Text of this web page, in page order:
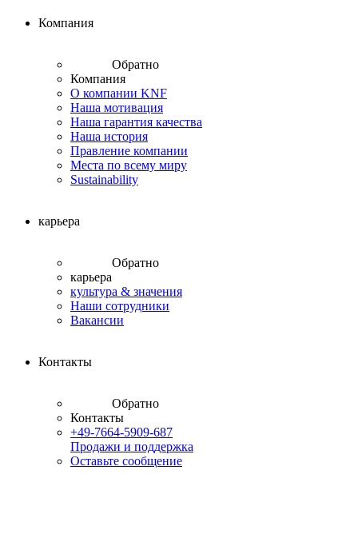
Компания
Обратно
Компания
О компании KNF
Наша мотивация
Наша гарантия качества
Наша история
Правление компании
Места по всему миру
Sustainability
карьера
Обратно
карьера
культура & значения
Наши сотрудники
Вакансии
Контакты
Обратно
Контакты
+49-7664-5909-687
Продажи и поддержка
Оставьте сообщение